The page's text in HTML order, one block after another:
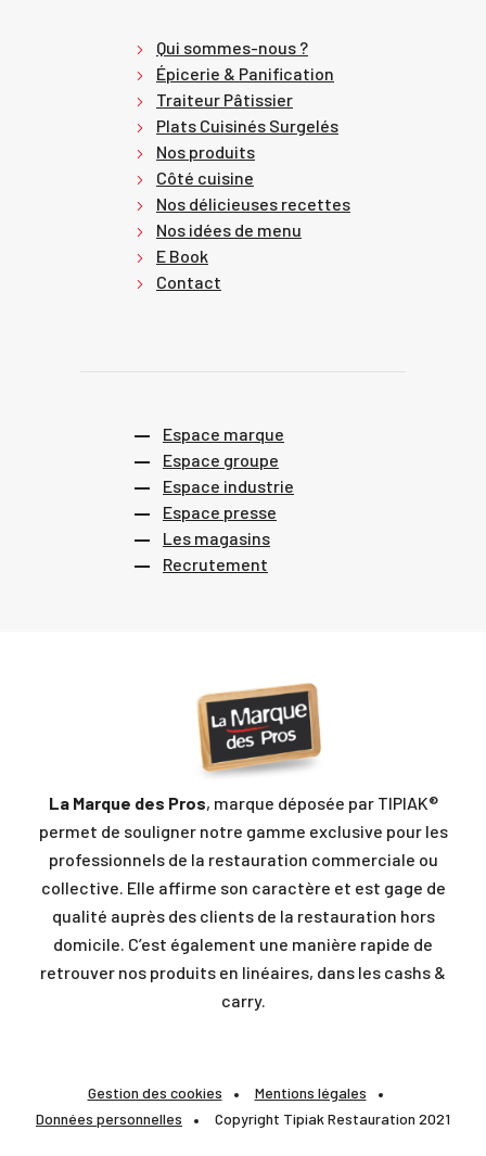
Qui sommes-nous ?
Épicerie & Panification
Traiteur Pâtissier
Plats Cuisinés Surgelés
Nos produits
Côté cuisine
Nos délicieuses recettes
Nos idées de menu
E Book
Contact
Espace marque
Espace groupe
Espace industrie
Espace presse
Les magasins
Recrutement
La Marque des Pros, marque déposée par TIPIAK®
permet de souligner notre gamme exclusive pour les
professionnels de la restauration commerciale ou
collective. Elle affirme son caractère et est gage de
qualité auprès des clients de la restauration hors
domicile. C’est également une manière rapide de
retrouver nos produits en linéaires, dans les cashs &
carry.
Gestion des cookies
Mentions légales
Données personnelles
Copyright Tipiak Restauration 2021